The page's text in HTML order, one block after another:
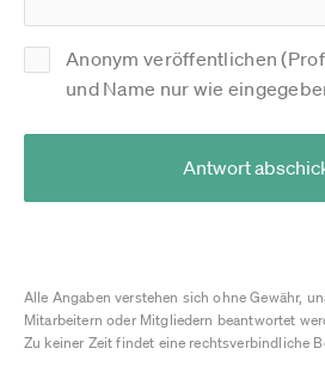
Anonym veröffentlichen
und Name nur wie
Antwort
Alle Angaben verstehen sich ohne Gewähr,
Mitarbeitern oder Mitgliedern beantwortet
Zu keiner Zeit findet eine rechtsverbindliche